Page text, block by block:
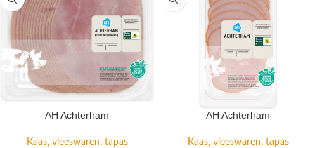
AH Achterham
Kaas, vleeswaren, tapas
AH Achterham
Kaas, vleeswaren, tapas